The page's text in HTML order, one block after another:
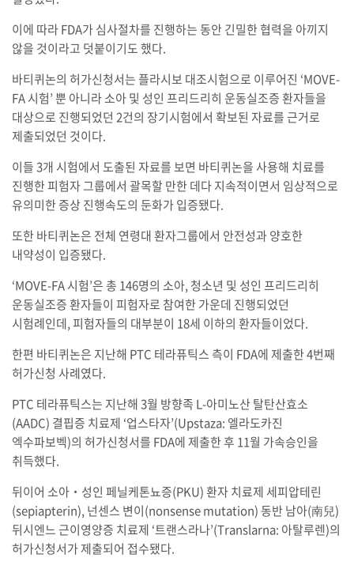
이에 따라 FDA가 심사절차를 진행하는 동안 긴밀한 협력을 아끼지
않을 것이라고 덧붙이기도 했다.
바티퀴논의 허가신청서는 플라시보 대조시험으로 이루어진 ‘MOVE-
FA 시험’ 뿐 아니라 소아 및 성인 프리드리히 운동실조증 환자들을
대상으로 진행되었던 2건의 장기시험에서 확보된 자료를 근거로
제출되었던 것이다.
이들 3개 시험에서 도출된 자료를 보면 바티퀴논을 사용해 치료를
진행한 피험자 그룹에서 괄목할 만한 데다 지속적이면서 임상적으로
유의미한 증상 진행속도의 둔화가 입증됐다.
또한 바티퀴논은 전체 연령대 환자그룹에서 안전성과 양호한
내약성이 입증됐다.
‘MOVE-FA 시험’은 총 146명의 소아, 청소년 및 성인 프리드리히
운동실조증 환자들이 피험자로 참여한 가운데 진행되었던
시험례인데, 피험자들의 대부분이 18세 이하의 환자들이었다.
한편 바티퀴논은 지난해 PTC 테라퓨틱스 측이 FDA에 제출한 4번째
허가신청 사례였다.
PTC 테라퓨틱스는 지난해 3월 방향족 L-아미노산 탈탄산효소
(AADC) 결핍증 치료제 ‘업스타자’(Upstaza: 엘라도카진
엑수파보벡)의 허가신청서를 FDA에 제출한 후 11월 가속승인을
취득했다.
뒤이어 소아‧성인 페닐케톤뇨증(PKU) 환자 치료제 세피압테린
(sepiapterin), 넌센스 변이(nonsense mutation) 동반 남아(南兒)
뒤시엔느 근이영양증 치료제 ‘트랜스라나’(Translarna: 아탈루렌)의
허가신청서가 제출되어 접수됐다.